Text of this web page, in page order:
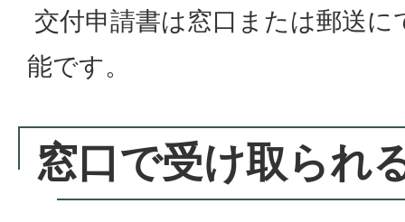
交付申請書は窓口または郵送
能です。
窓口で受け取られ